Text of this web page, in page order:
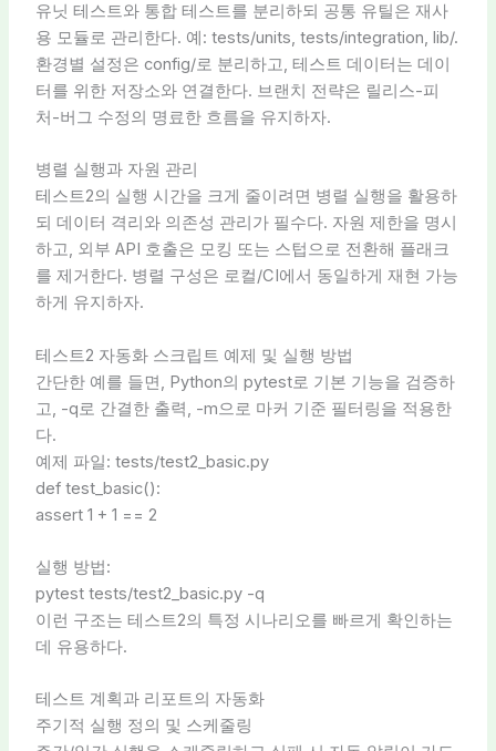
유닛 테스트와 통합 테스트를 분리하되 공통 유틸은 재사
용 모듈로 관리한다. 예: tests/units, tests/integration, lib/.
환경별 설정은 config/로 분리하고, 테스트 데이터는 데이
터를 위한 저장소와 연결한다. 브랜치 전략은 릴리스-피
처-버그 수정의 명료한 흐름을 유지하자.
병렬 실행과 자원 관리
테스트2의 실행 시간을 크게 줄이려면 병렬 실행을 활용하
되 데이터 격리와 의존성 관리가 필수다. 자원 제한을 명시
하고, 외부 API 호출은 모킹 또는 스텁으로 전환해 플래크
를 제거한다. 병렬 구성은 로컬/CI에서 동일하게 재현 가능
하게 유지하자.
테스트2 자동화 스크립트 예제 및 실행 방법
간단한 예를 들면, Python의 pytest로 기본 기능을 검증하
고, -q로 간결한 출력, -m으로 마커 기준 필터링을 적용한
다.
예제 파일: tests/test2_basic.py
def test_basic():
assert 1 + 1 == 2
실행 방법:
pytest tests/test2_basic.py -q
이런 구조는 테스트2의 특정 시나리오를 빠르게 확인하는
데 유용하다.
테스트 계획과 리포트의 자동화
주기적 실행 정의 및 스케줄링